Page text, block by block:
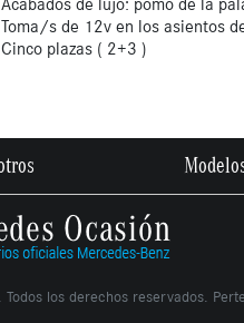
Toma/s de 12v en los asientos
Cinco plazas ( 2+3 )
Todos los derechos reservados.